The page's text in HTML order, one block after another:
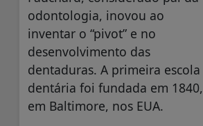
odontologia, inovou ao
inventar o “pivot” e no
desenvolvimento das
dentaduras. A primeira escola
dentária foi fundada em 1840,
em Baltimore, nos EUA.